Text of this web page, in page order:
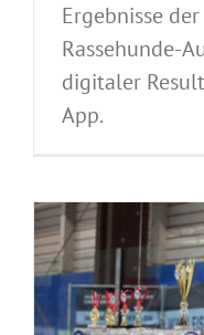
Ergebnisse
Rassehunde-
digitaler
App.